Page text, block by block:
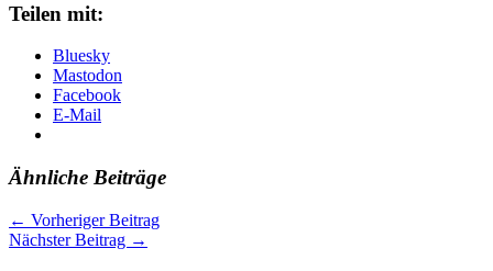
Teilen mit:
Bluesky
Mastodon
Facebook
E-Mail
Ähnliche Beiträge
← Vorheriger Beitrag
Nächster Beitrag →